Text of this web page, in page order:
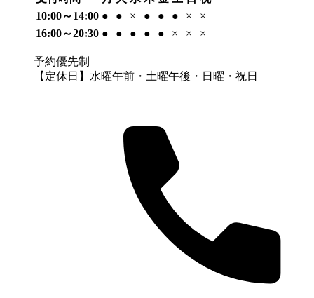
10:00～14:00 ● ● × ● ● ● ×
×
16:00～20:30 ● ● ● ● ● × × ×
予約優先制
【定休日】水曜午前・土曜午後・日曜・祝日